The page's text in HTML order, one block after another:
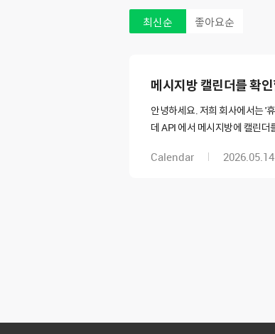
최신순 좋아요순
메시지방 캘린더를 확
안녕하세요. 저희 회사에서는 '
데 API 에서 메시지방에 캘린더
Calendar 2026.05.14